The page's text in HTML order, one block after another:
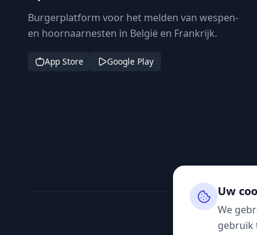
Burgerplatform voor het melden van wespen-
en hoornaarnesten in België en Frankrijk.
App Store Google Play
Uw
We
gebruik